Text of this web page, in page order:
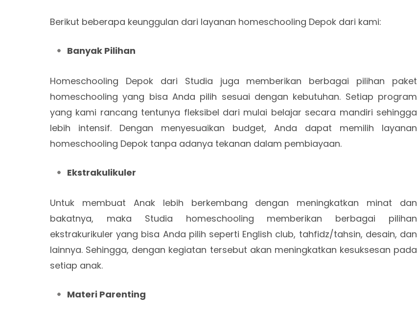
Berikut beberapa keunggulan dari layanan homeschooling Depok dari kami:
Banyak Pilihan
Homeschooling Depok dari Studia juga memberikan berbagai pilihan paket
homeschooling yang bisa Anda pilih sesuai dengan kebutuhan. Setiap program
yang kami rancang tentunya fleksibel dari mulai belajar secara mandiri sehingga
lebih intensif. Dengan menyesuaikan budget, Anda dapat memilih layanan
homeschooling Depok tanpa adanya tekanan dalam pembiayaan.
Ekstrakulikuler
Untuk membuat Anak lebih berkembang dengan meningkatkan minat dan
bakatnya, maka Studia homeschooling memberikan berbagai pilihan
ekstrakurikuler yang bisa Anda pilih seperti English club, tahfidz/tahsin, desain, dan
lainnya. Sehingga, dengan kegiatan tersebut akan meningkatkan kesuksesan pada
setiap anak.
Materi Parenting